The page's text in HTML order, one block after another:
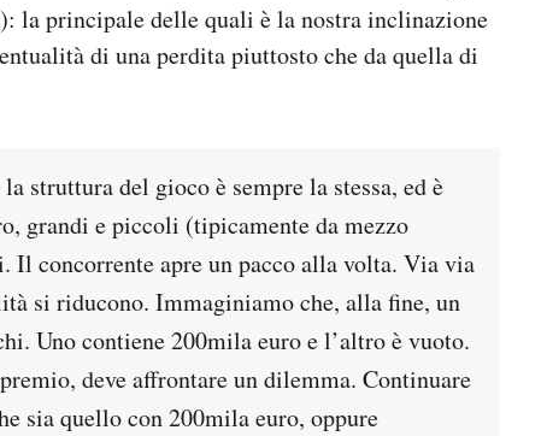
la principale delle quali è la nostra inclinazione
di una perdita piuttosto che da quella di
struttura del gioco è sempre la stessa, ed è
grandi e piccoli (tipicamente da mezzo
concorrente apre un pacco alla volta. Via via
si riducono. Immaginiamo che, alla fine, un
Uno contiene 200mila euro e l’altro è vuoto.
deve affrontare un dilemma. Continuare
sia quello con 200mila euro, oppure